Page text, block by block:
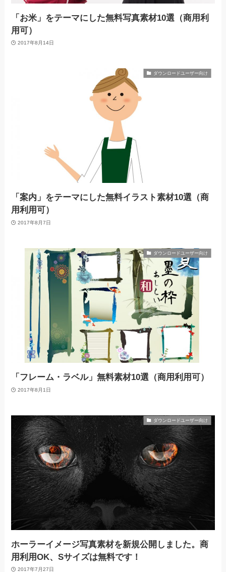
「お米」をテーマにした無料写真素材10選（商用利
用可）
2017年8月14日
ダウンロードユーザー向け
「案内」をテーマにした無料イラスト素材10選（商
用利用可）
2017年8月7日
ダウンロードユーザー向け
「フレーム・ラベル」無料素材10選（商用利用可）
2017年8月1日
ダウンロードユーザー向け
ホーラーイメージ写真素材を新規公開しました。商
用利用OK、Sサイズは無料です！
2017年7月27日